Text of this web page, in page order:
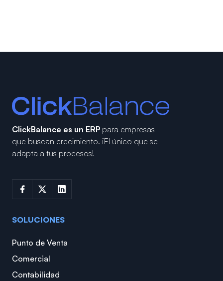
ClickBalance es un ERP para empresas
que buscan crecimiento. ¡El único que se
adapta a tus procesos!
SOLUCIONES
Punto de Venta
Comercial
Contabilidad